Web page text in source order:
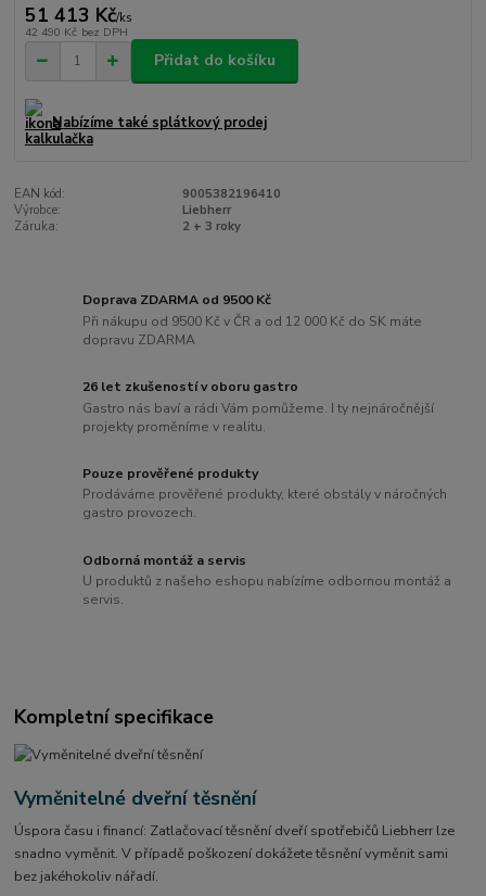
51 413 Kč/ks
42 490 Kč bez DPH
Přidat do košíku
Nabízíme také splátkový prodej
EAN kód:
9005382196410
Výrobce:
Liebherr
Záruka:
2 + 3 roky
Doprava ZDARMA od 9500 Kč
Při nákupu od 9500 Kč v ČR a od 12 000 Kč do SK máte
dopravu ZDARMA
26 let zkušeností v oboru gastro
Gastro nás baví a rádi Vám pomůžeme. I ty nejnáročnější
projekty proměníme v realitu.
Pouze prověřené produkty
Prodáváme prověřené produkty, které obstály v náročných
gastro provozech.
Odborná montáž a servis
U produktů z našeho eshopu nabízíme odbornou montáž a
servis.
Kompletní specifikace
Vyměnitelné dveřní těsnění
Úspora času i financí: Zatlačovací těsnění dveří spotřebičů Liebherr lze
snadno vyměnit. V případě poškození dokážete těsnění vyměnit sami
bez jakéhokoliv nářadí.